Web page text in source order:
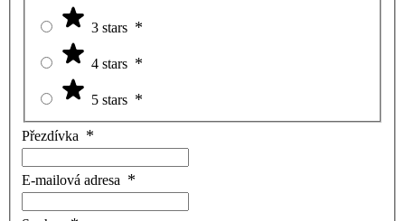
3 stars
4 stars
5 stars
Přezdívka
E-mailová adresa